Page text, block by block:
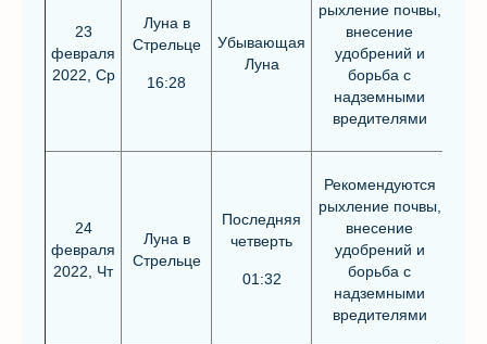
23
февраля
2022, Ср
Луна в
Стрельце
16:28
Убывающая
Луна
рыхление почвы,
внесение
удобрений и
борьба с
надземными
вредителями
24
февраля
2022, Чт
Луна в
Стрельце
Последняя
четверть
01:32
Рекомендуются
рыхление почвы,
внесение
удобрений и
борьба с
надземными
вредителями